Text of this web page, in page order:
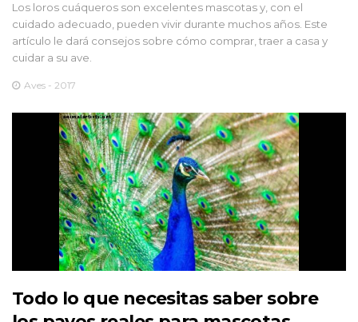
Los loros cuáqueros son excelentes mascotas y, con el
cuidado adecuado, pueden vivir durante muchos años. Este
artículo le dará consejos sobre cómo comprar, traer a casa y
cuidar a su ave.
Aves - 2017
Todo lo que necesitas saber sobre